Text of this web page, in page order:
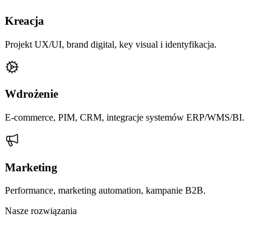
Kreacja
Projekt UX/UI, brand digital, key visual i identyfikacja.
Wdrożenie
E-commerce, PIM, CRM, integracje systemów ERP/WMS/BI.
Marketing
Performance, marketing automation, kampanie B2B.
Nasze rozwiązania